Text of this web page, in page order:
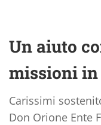
Un aiuto
missioni
Carissimi
Don Orione Ente